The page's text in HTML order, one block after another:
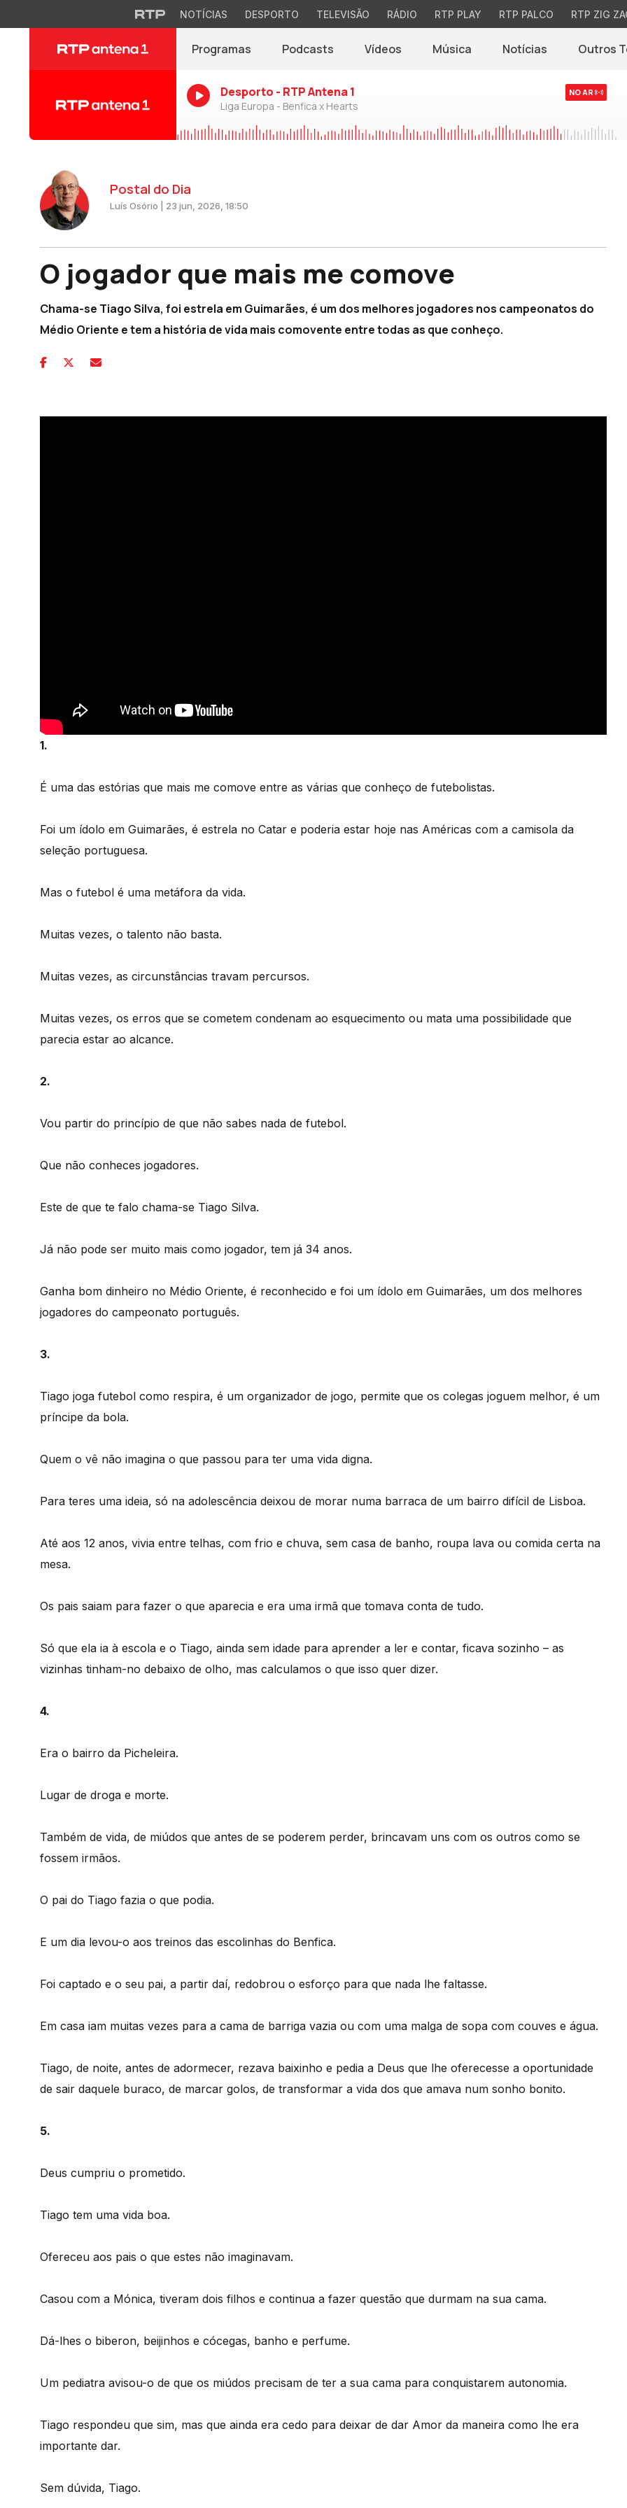
NOTÍCIAS DESPORTO TELEVISÃO RÁDIO RTP PLAY RTP PALCO RTP ZIG
Programas Podcasts Vídeos Música Notícias(abre em nova
Outros
Desporto - RTP Antena 1
Liga Europa - Benfica x Hearts
NO AR
Postal do Dia
Luís Osório | 23 jun, 2026, 18:50
O jogador que mais me comove
Chama-se Tiago Silva, foi estrela em Guimarães, é um dos melhores jogadores nos campeonatos do
Médio Oriente e tem a história de vida mais comovente entre todas as que conheço.
1.
É uma das estórias que mais me comove entre as várias que conheço de futebolistas.
Foi um ídolo em Guimarães, é estrela no Catar e poderia estar hoje nas Américas com a camisola da
seleção portuguesa.
Mas o futebol é uma metáfora da vida.
Muitas vezes, o talento não basta.
Muitas vezes, as circunstâncias travam percursos.
Muitas vezes, os erros que se cometem condenam ao esquecimento ou mata uma possibilidade que
parecia estar ao alcance.
2.
Vou partir do princípio de que não sabes nada de futebol.
Que não conheces jogadores.
Este de que te falo chama-se Tiago Silva.
Já não pode ser muito mais como jogador, tem já 34 anos.
Ganha bom dinheiro no Médio Oriente, é reconhecido e foi um ídolo em Guimarães, um dos melhores
jogadores do campeonato português.
3.
Tiago joga futebol como respira, é um organizador de jogo, permite que os colegas joguem melhor, é um
príncipe da bola.
Quem o vê não imagina o que passou para ter uma vida digna.
Para teres uma ideia, só na adolescência deixou de morar numa barraca de um bairro difícil de Lisboa.
Até aos 12 anos, vivia entre telhas, com frio e chuva, sem casa de banho, roupa lava ou comida certa na
mesa.
Os pais saiam para fazer o que aparecia e era uma irmã que tomava conta de tudo.
Só que ela ia à escola e o Tiago, ainda sem idade para aprender a ler e contar, ficava sozinho – as
vizinhas tinham-no debaixo de olho, mas calculamos o que isso quer dizer.
4.
Era o bairro da Picheleira.
Lugar de droga e morte.
Também de vida, de miúdos que antes de se poderem perder, brincavam uns com os outros como se
fossem irmãos.
O pai do Tiago fazia o que podia.
E um dia levou-o aos treinos das escolinhas do Benfica.
Foi captado e o seu pai, a partir daí, redobrou o esforço para que nada lhe faltasse.
Em casa iam muitas vezes para a cama de barriga vazia ou com uma malga de sopa com couves e água.
Tiago, de noite, antes de adormecer, rezava baixinho e pedia a Deus que lhe oferecesse a oportunidade
de sair daquele buraco, de marcar golos, de transformar a vida dos que amava num sonho bonito.
5.
Deus cumpriu o prometido.
Tiago tem uma vida boa.
Ofereceu aos pais o que estes não imaginavam.
Casou com a Mónica, tiveram dois filhos e continua a fazer questão que durmam na sua cama.
Dá-lhes o biberon, beijinhos e cócegas, banho e perfume.
Um pediatra avisou-o de que os miúdos precisam de ter a sua cama para conquistarem autonomia.
Tiago respondeu que sim, mas que ainda era cedo para deixar de dar Amor da maneira como lhe era
importante dar.
Sem dúvida, Tiago.